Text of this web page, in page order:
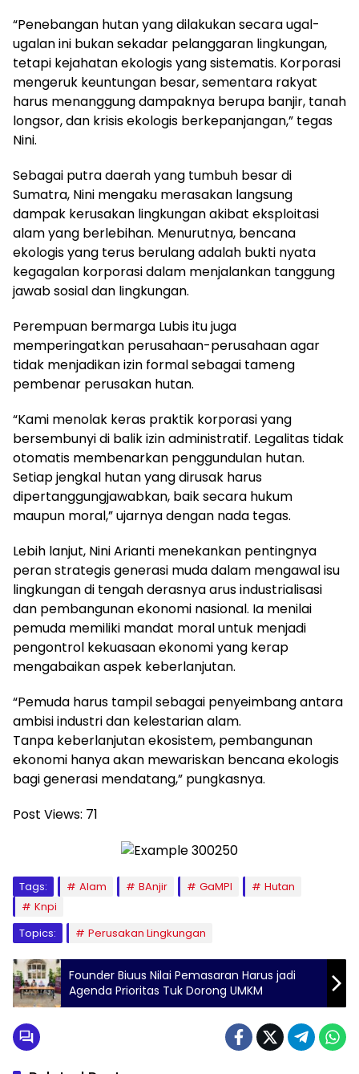
“Penebangan hutan yang dilakukan secara ugal-
ugalan ini bukan sekadar pelanggaran lingkungan,
tetapi kejahatan ekologis yang sistematis. Korporasi
mengeruk keuntungan besar, sementara rakyat
harus menanggung dampaknya berupa banjir, tanah
longsor, dan krisis ekologis berkepanjangan,” tegas
Nini.
Sebagai putra daerah yang tumbuh besar di
Sumatra, Nini mengaku merasakan langsung
dampak kerusakan lingkungan akibat eksploitasi
alam yang berlebihan. Menurutnya, bencana
ekologis yang terus berulang adalah bukti nyata
kegagalan korporasi dalam menjalankan tanggung
jawab sosial dan lingkungan.
Perempuan bermarga Lubis itu juga
memperingatkan perusahaan-perusahaan agar
tidak menjadikan izin formal sebagai tameng
pembenar perusakan hutan.
“Kami menolak keras praktik korporasi yang
bersembunyi di balik izin administratif. Legalitas tidak
otomatis membenarkan penggundulan hutan.
Setiap jengkal hutan yang dirusak harus
dipertanggungjawabkan, baik secara hukum
maupun moral,” ujarnya dengan nada tegas.
Lebih lanjut, Nini Arianti menekankan pentingnya
peran strategis generasi muda dalam mengawal isu
lingkungan di tengah derasnya arus industrialisasi
dan pembangunan ekonomi nasional. Ia menilai
pemuda memiliki mandat moral untuk menjadi
pengontrol kekuasaan ekonomi yang kerap
mengabaikan aspek keberlanjutan.
“Pemuda harus tampil sebagai penyeimbang antara
ambisi industri dan kelestarian alam.
Tanpa keberlanjutan ekosistem, pembangunan
ekonomi hanya akan mewariskan bencana ekologis
bagi generasi mendatang,” pungkasnya.
Post Views: 71
Tags: Alam BAnjir GaMPI
Hutan
Knpi
Topics:
Perusakan Lingkungan
Founder Biuus Nilai Pemasaran Harus jadi
Agenda Prioritas Tuk Dorong UMKM